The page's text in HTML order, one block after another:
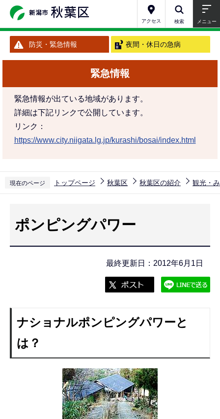
ジ
先
アクセス 検索 メニュー
防災・緊急情報 夜間・休日の急病
緊急情報
緊急情報が出ている地域があります。
詳細は下記リンクで公開しています。
リンク：
https://www.city.niigata.lg.jp/kurashi/bosai/index.html
現在のページ トップページ 秋葉区 秋葉区の紹介 観光・
ポンピングパワー
最終更新日：2012年6月1日
ナショナルポンピングパワーと
は？